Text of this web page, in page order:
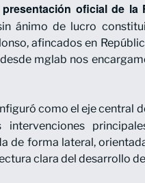
presentación oficial de la
ánimo de lucro
afincados en
mglab nos
como el eje central
de forma lateral,
clara del desarrollo